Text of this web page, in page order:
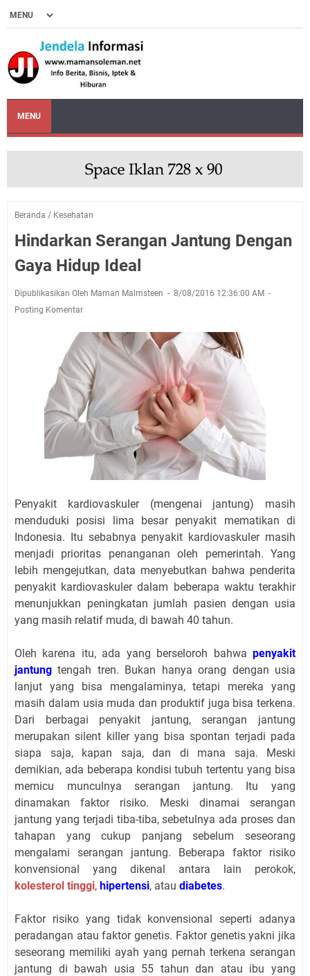
MENU
Beranda / Kesehatan
Hindarkan Serangan Jantung Dengan
Gaya Hidup Ideal
Dipublikasikan Oleh Maman Malmsteen
8/08/2016 12:36:00 AM
Posting Komentar
Penyakit kardiovaskuler (mengenai jantung) masih
menduduki posisi lima besar penyakit mematikan di
Indonesia. Itu sebabnya penyakit kardiovaskuler masih
menjadi prioritas penanganan oleh pemerintah. Yang
lebih mengejutkan, data menyebutkan bahwa penderita
penyakit kardiovaskuler dalam beberapa waktu terakhir
menunjukkan peningkatan jumlah pasien dengan usia
yang masih relatif muda, di bawah 40 tahun.
Oleh karena itu, ada yang berseloroh bahwa penyakit
jantung tengah tren. Bukan hanya orang dengan usia
lanjut yang bisa mengalaminya, tetapi mereka yang
masih dalam usia muda dan produktif juga bisa terkena.
Dari berbagai penyakit jantung, serangan jantung
merupakan silent killer yang bisa spontan terjadi pada
siapa saja, kapan saja, dan di mana saja. Meski
demikian, ada beberapa kondisi tubuh tertentu yang bisa
memicu munculnya serangan jantung. Itu yang
dinamakan faktor risiko. Meski dinamai serangan
jantung yang terjadi tiba-tiba, sebetulnya ada proses dan
tahapan yang cukup panjang sebelum seseorang
mengalami serangan jantung. Beberapa faktor risiko
konvensional yang dikenal antara lain perokok,
kolesterol tinggi, hipertensi, atau diabetes.
Faktor risiko yang tidak konvensional seperti adanya
peradangan atau faktor genetis. Faktor genetis yakni jika
seseorang memiliki ayah yang pernah terkena serangan
jantung di bawah usia 55 tahun dan atau ibu yang